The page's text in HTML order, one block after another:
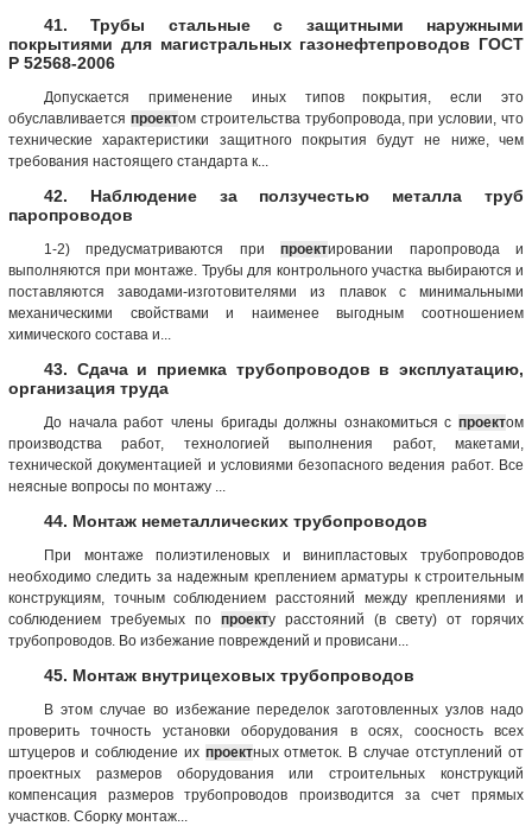
41. Трубы стальные с защитными наружными
покрытиями для магистральных газонефтепроводов ГОСТ
Р 52568-2006
Допускается применение иных типов покрытия, если это
обуславливается проектом строительства трубопровода, при условии, что
технические характеристики защитного покрытия будут не ниже, чем
требования настоящего стандарта к...
42. Наблюдение за ползучестью металла труб
паропроводов
1-2) предусматриваются припроектировании паропровода и
выполняются при монтаже. Трубы для контрольного участка выбираются и
поставляются заводами-изготовителями из плавок с минимальными
механическими свойствами и наименее выгодным соотношением
химического состава и...
43. Сдача и приемка трубопроводов в эксплуатацию,
организация труда
До начала работ члены бригады должны ознакомиться с проектом
производства работ, технологией выполнения работ, макетами,
технической документацией и условиями безопасного ведения работ. Все
неясные вопросы по монтажу ...
44. Монтаж неметаллических трубопроводов
При монтаже полиэтиленовых и винипластовых трубопроводов
необходимо следить за надежным креплением арматуры к строительным
конструкциям, точным соблюдением расстояний между креплениями и
соблюдением требуемых по проекту расстояний (в свету) от горячих
трубопроводов. Во избежание повреждений и провисани...
45. Монтаж внутрицеховых трубопроводов
В этом случае во избежание переделок заготовленных узлов надо
проверить точность установки оборудования в осях, соосность всех
штуцеров и соблюдение их проектных отметок. В случае отступлений от
проектных размеров оборудования или строительных конструкций
компенсация размеров трубопроводов производится за счет прямых
участков. Сборку монтаж...